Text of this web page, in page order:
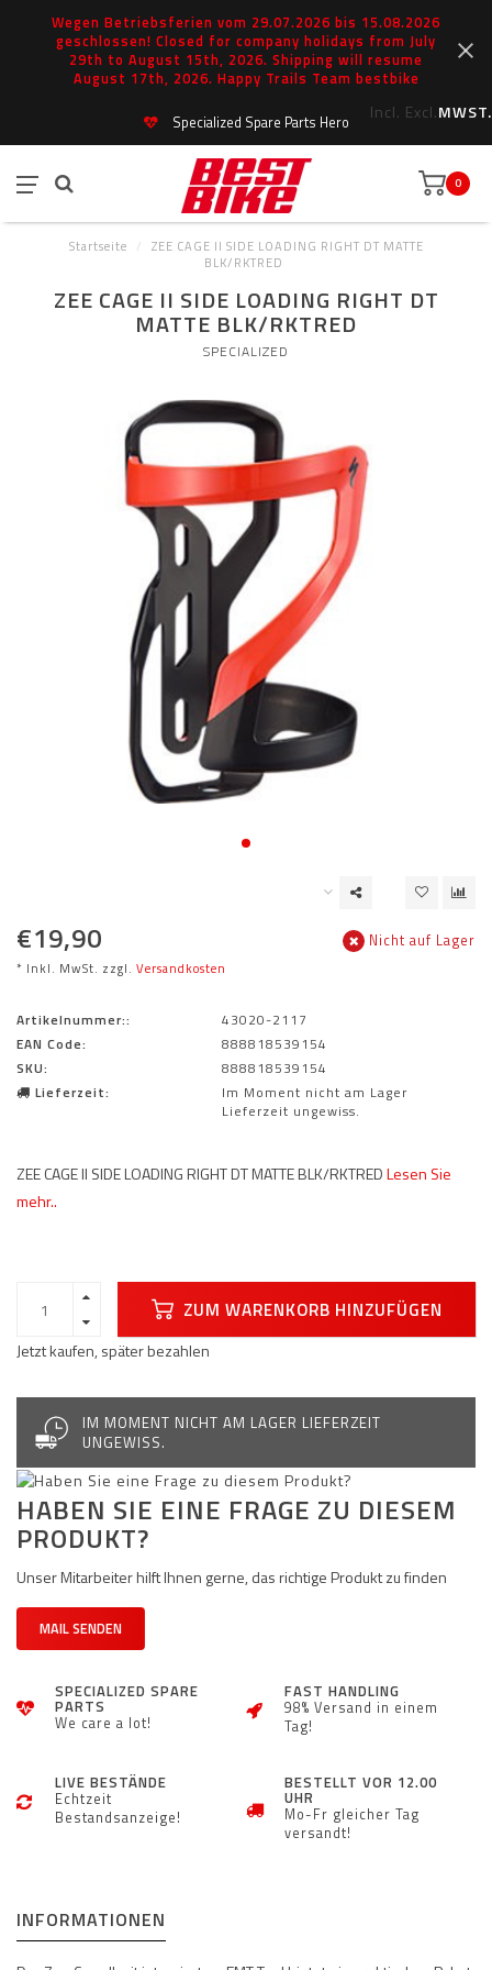
Wegen Betriebsferien vom 29.07.2026 bis 15.08.2026
geschlossen! Closed for company holidays from July
29th to August 15th, 2026. Shipping will resume
August 17th, 2026. Happy Trails Team bestbike
Incl. Excl.MWST.
Specialized Spare Parts Hero
0
Startseite /
ZEE CAGE II SIDE LOADING RIGHT DT MATTE
BLK/RKTRED
ZEE CAGE II SIDE LOADING RIGHT DT
MATTE BLK/RKTRED
SPECIALIZED
€19,90
* Inkl. MwSt. zzgl. Versandkosten
Nicht auf Lager
Artikelnummer::
43020-2117
EAN Code:
888818539154
SKU:
888818539154
Lieferzeit:
Im Moment nicht am Lager
Lieferzeit ungewiss.
ZEE CAGE II SIDE LOADING RIGHT DT MATTE BLK/RKTREDLesen Sie
mehr..
ZUM WARENKORB HINZUFÜGEN
Jetzt kaufen, später bezahlen
IM MOMENT NICHT AM LAGER LIEFERZEIT
UNGEWISS.
HABEN SIE EINE FRAGE ZU DIESEM
PRODUKT?
Unser Mitarbeiter hilft Ihnen gerne, das richtige Produkt zu finden
MAIL SENDEN
SPECIALIZED SPARE
PARTS
We care a lot!
FAST HANDLING
98% Versand in einem
Tag!
LIVE BESTÄNDE
Echtzeit
Bestandsanzeige!
BESTELLT VOR 12.00
UHR
Mo-Fr gleicher Tag
versandt!
INFORMATIONEN